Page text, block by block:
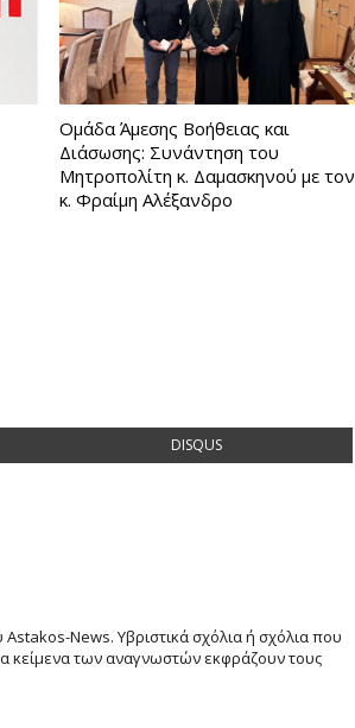
Ομάδα Άμεσης Βοήθειας και
Διάσωσης: Συνάντηση του
Μητροπολίτη κ. Δαμασκηνού με τον
κ. Φραίμη Αλέξανδρο
DISQUS
Astakos-News. Υβριστικά σχόλια ή σχόλια που
κείμενα των αναγνωστών εκφράζουν τους